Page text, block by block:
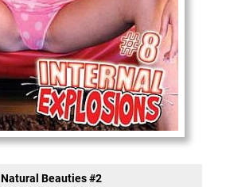
Natural Beauties #2